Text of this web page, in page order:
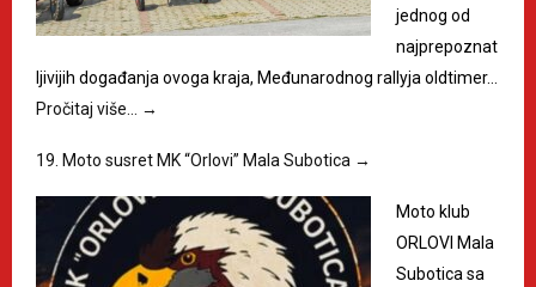
jednog od
najprepoznat
ljivijih događanja ovoga kraja, Međunarodnog rallyja oldtimer…
Pročitaj više…
→
19. Moto susret MK “Orlovi” Mala Subotica →
Moto klub
ORLOVI Mala
Subotica sa